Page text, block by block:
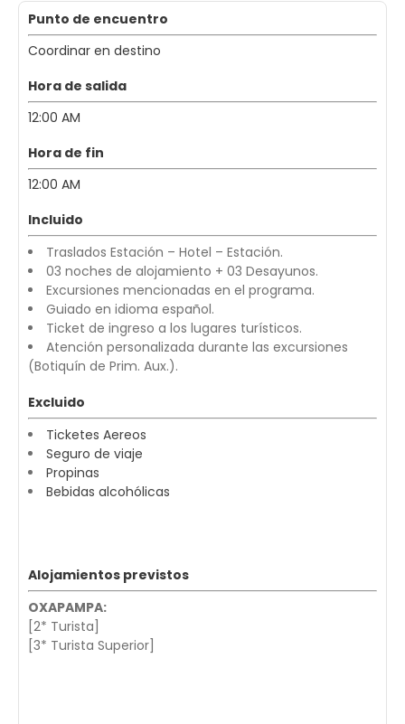
Punto de encuentro
Coordinar en destino
Hora de salida
12:00 AM
Hora de fin
12:00 AM
Incluido
Traslados Estación – Hotel – Estación.
03 noches de alojamiento + 03 Desayunos.
Excursiones mencionadas en el programa.
Guiado en idioma español.
Ticket de ingreso a los lugares turísticos.
Atención personalizada durante las excursiones
(Botiquín de Prim. Aux.).
Excluido
Ticketes Aereos
Seguro de viaje
Propinas
Bebidas alcohólicas
Alojamientos previstos
OXAPAMPA:
[2* Turista]
[3* Turista Superior]